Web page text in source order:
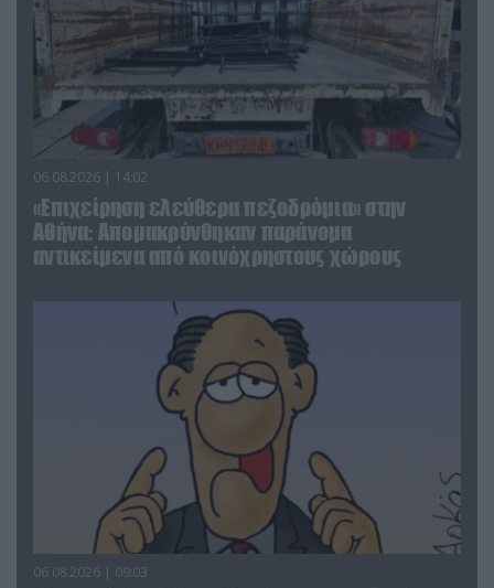
06.08.2026 | 14:02
«Επιχείρηση ελεύθερα πεζοδρόμια» στην
Αθήνα: Απομακρύνθηκαν παράνομα
αντικείμενα από κοινόχρηστους χώρους
06.08.2026 | 09:03